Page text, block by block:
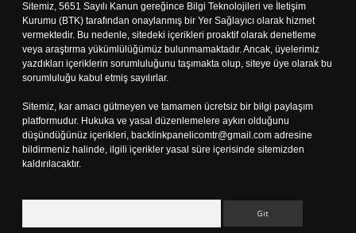
Sitemiz, 5651 Sayılı Kanun gereğince Bilgi Teknolojileri ve İletişim
Kurumu (BTK) tarafından onaylanmış bir Yer Sağlayıcı olarak hizmet
vermektedir. Bu nedenle, sitedeki içerikleri proaktif olarak denetleme
veya araştırma yükümlülüğümüz bulunmamaktadır. Ancak, üyelerimiz
yazdıkları içeriklerin sorumluluğunu taşımakta olup, siteye üye olarak bu
sorumluluğu kabul etmiş sayılırlar.
Sitemiz, kar amacı gütmeyen ve tamamen ücretsiz bir bilgi paylaşım
platformudur. Hukuka ve yasal düzenlemelere aykırı olduğunu
düşündüğünüz içerikleri, backlinkpanelicomtr@gmail.com adresine
bildirmeniz halinde, ilgili içerikler yasal süre içerisinde sitemizden
kaldırılacaktır.